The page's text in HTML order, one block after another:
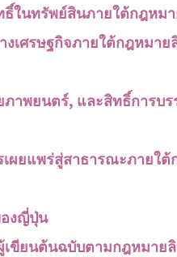
ธิ์ในทรัพย์สินภายใต้กฎหม
งเศรษฐกิจภายใต้กฎหมา
าพยนตร์, และสิทธิ์การบ
ผยแพร่สู่สาธารณะภายใ
งญี่ปุ่น
เขียนต้นฉบับตามกฎหมา